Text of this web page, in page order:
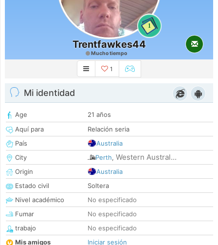
1
Trentfawkes44
Mucho tiempo
1
Mi identidad
Age
21 años
Aquí para
Relación seria
País
Australia
City
Perth, Western Austral...
Origin
Australia
Estado civil
Soltera
Nivel académico
No especificado
Fumar
No especificado
trabajo
No especificado
Mis amigos
Iniciar sesión